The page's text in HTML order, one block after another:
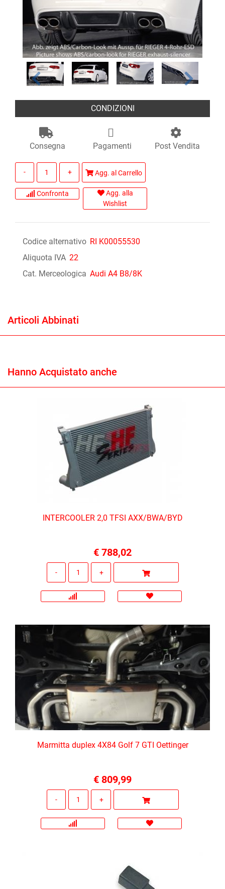
CONDIZIONI
Consegna Pagamenti Post Vendita
Agg. al Carrello
Confronta
Agg. alla
Wishlist
Codice alternativo RI K00055530
Aliquota IVA 22
Cat. Merceologica Audi A4 B8/8K
Articoli Abbinati
Hanno Acquistato anche
INTERCOOLER 2,0 TFSI AXX/BWA/BYD
€ 788,02
Marmitta duplex 4X84 Golf 7 GTI Oettinger
€ 809,99